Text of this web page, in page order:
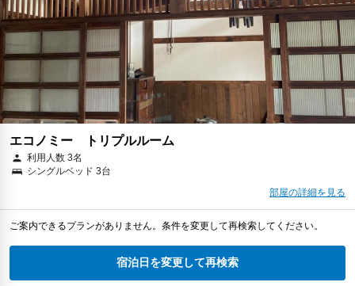
エコノミー トリプルルーム
利用人数 3名
シングルベッド 3台
部屋の詳細を見る
ご案内できるプランがありません。条件を変更して再検索してください。
宿泊日を変更して再検索